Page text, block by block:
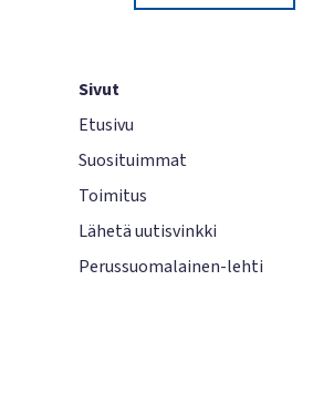
Sivut
Etusivu
Suosituimmat
Toimitus
Lähetä uutisvinkki
Perussuomalainen-lehti